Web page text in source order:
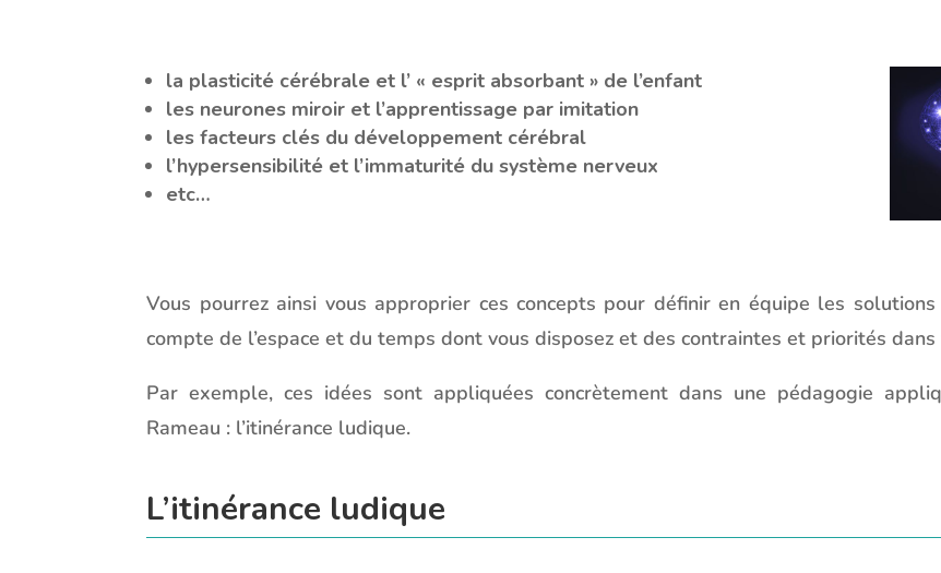
la plasticité cérébrale et l’ « esprit absorbant » de l’enfant
les neurones miroir et l’apprentissage par imitation
les facteurs clés du développement cérébral
l’hypersensibilité et l’immaturité du système nerveux
etc…
Vous pourrez ainsi vous approprier ces concepts pour définir en équipe les
compte de l’espace et du temps dont vous disposez et des contraintes et priorités
Par exemple, ces idées sont appliquées concrètement dans une pédagogie
Rameau : l’itinérance ludique.
L’itinérance ludique